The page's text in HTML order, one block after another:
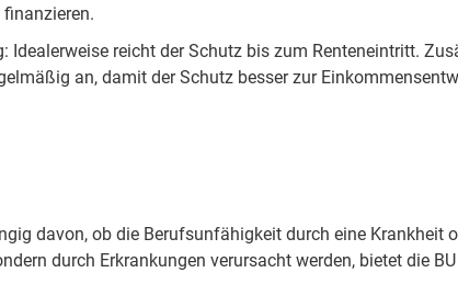
reicht der Schutz bis zum Renteneintritt.
an, damit der Schutz besser zur
davon, ob die Berufsunfähigkeit durch eine Krankheit
durch Erkrankungen verursacht werden, bietet die